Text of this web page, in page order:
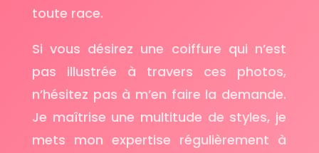
toute race.
Si vous désirez une coiffure qui n’est
pas illustrée à travers ces photos,
n’hésitez pas à m’en faire la demande.
Je maîtrise une multitude de styles, je
mets mon expertise régulièrement à